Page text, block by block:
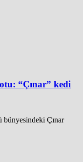
“Çınar” kedi
Çınar